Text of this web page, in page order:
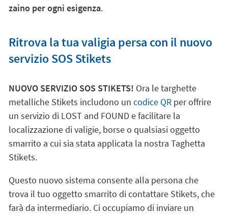
zaino per ogni esigenza.
Ritrova la tua valigia persa con il nuovo
servizio SOS Stikets
NUOVO SERVIZIO SOS STIKETS! Ora le targhette
metalliche Stikets includono un codice QRper offrire
un servizio di LOST and FOUND e facilitare la
localizzazione di valigie, borse o qualsiasi oggetto
smarrito a cui sia stata applicata la nostra Taghetta
Stikets.
Questo nuovo sistema consente alla persona che
trova il tuo oggetto smarrito di contattare Stikets, che
farà da intermediario. Ci occupiamo di inviare un